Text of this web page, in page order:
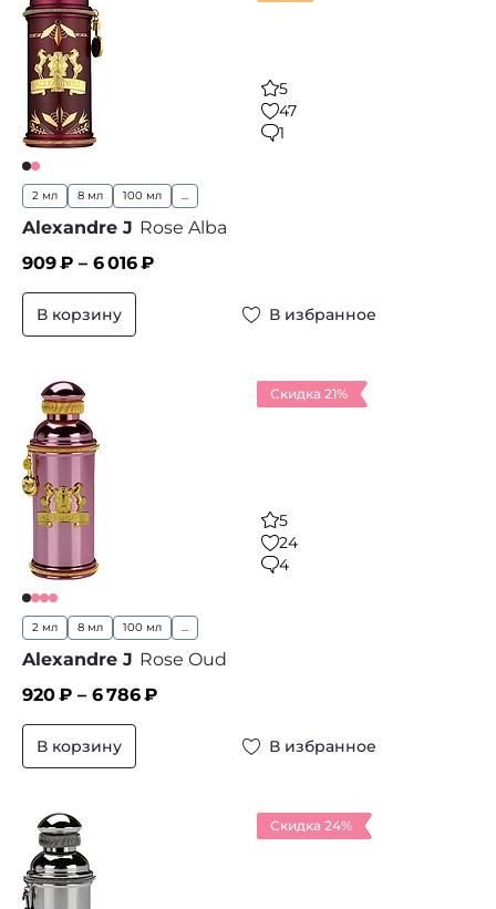
5
47
1
2 мл 8 мл 100 мл ...
Alexandre J Rose Alba
909₽ – 6 016₽
В корзину В избранное
Скидка 21%
5
24
4
2 мл 8 мл 100 мл ...
Alexandre J Rose Oud
920₽ – 6 786₽
В корзину В избранное
Скидка 24%